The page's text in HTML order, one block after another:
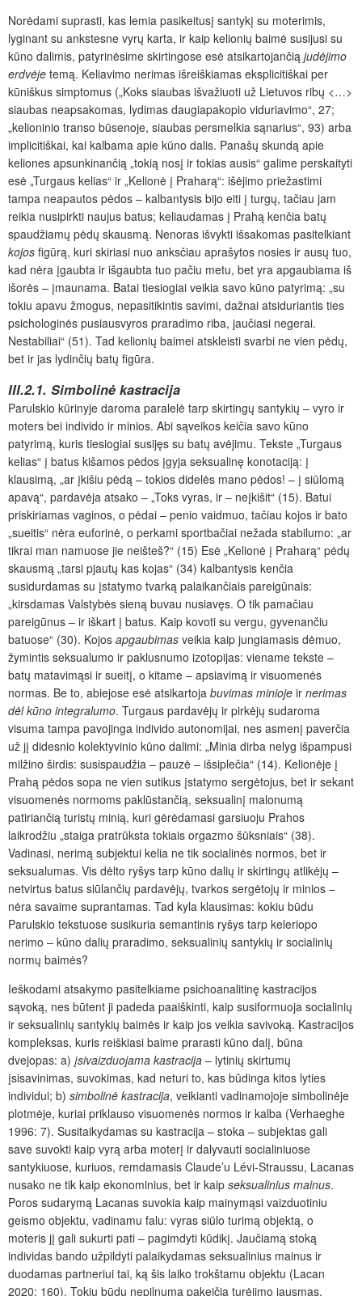
Norėdami suprasti, kas lemia pasikeitusį santykį su moterimis,
lyginant su ankstesne vyrų karta, ir kaip kelionių baimė susijusi su
kūno dalimis, patyrinėsime skirtingose esė atsikartojančią judėjimo
erdvėje temą. Keliavimo nerimas išreiškiamas eksplicitiškai per
kūniškus simptomus („Koks siaubas išvažiuoti už Lietuvos ribų <…>
siaubas neapsakomas, lydimas daugiapakopio viduriavimo“, 27;
„kelioninio transo būsenoje, siaubas persmelkia sąnarius“, 93) arba
implicitiškai, kai kalbama apie kūno dalis. Panašų skundą apie
keliones apsunkinančią „tokią nosį ir tokias ausis“ galime perskaityti
esė „Turgaus kelias“ ir „Kelionė į Praharą“: išėjimo priežastimi
tampa neapautos pėdos – kalbantysis bijo eiti į turgų, tačiau jam
reikia nusipirkti naujus batus; keliaudamas į Prahą kenčia batų
spaudžiamų pėdų skausmą. Nenoras išvykti išsakomas pasitelkiant
kojos figūrą, kuri skiriasi nuo anksčiau aprašytos nosies ir ausų tuo,
kad nėra įgaubta ir išgaubta tuo pačiu metu, bet yra apgaubiama iš
išorės – įmaunama. Batai tiesiogiai veikia savo kūno patyrimą: „su
tokiu apavu žmogus, nepasitikintis savimi, dažnai atsiduriantis ties
psichologinės pusiausvyros praradimo riba, jaučiasi negerai.
Nestabiliai“ (51). Tad kelionių baimei atskleisti svarbi ne vien pėdų,
bet ir jas lydinčių batų figūra.
III.2.1. Simbolinė kastracija
Parulskio kūrinyje daroma paralelė tarp skirtingų santykių – vyro ir
moters bei individo ir minios. Abi sąveikos keičia savo kūno
patyrimą, kuris tiesiogiai susijęs su batų avėjimu. Tekste „Turgaus
kelias“ į batus kišamos pėdos įgyja seksualinę konotaciją: į
klausimą, „ar įkišiu pėdą – tokios didelės mano pėdos! – į siūlomą
apavą“, pardavėja atsako – „Toks vyras, ir – neįkišit“ (15). Batui
priskiriamas vaginos, o pėdai – penio vaidmuo, tačiau kojos ir bato
„sueitis“ nėra euforinė, o perkami sportbačiai nežada stabilumo: „ar
tikrai man namuose jie neišteš?“ (15) Esė „Kelionė į Praharą“ pėdų
skausmą „tarsi pjautų kas kojas“ (34) kalbantysis kenčia
susidurdamas su įstatymo tvarką palaikančiais pareigūnais:
„kirsdamas Valstybės sieną buvau nusiavęs. O tik pamačiau
pareigūnus – ir iškart į batus. Kaip kovoti su vergu, gyvenančiu
batuose“ (30). Kojos apgaubimas veikia kaip jungiamasis dėmuo,
žymintis seksualumo ir paklusnumo izotopijas: viename tekste –
batų matavimąsi ir sueitį, o kitame – apsiavimą ir visuomenės
normas. Be to, abiejose esė atsikartoja buvimas minioje ir nerimas
dėl kūno integralumo. Turgaus pardavėjų ir pirkėjų sudaroma
visuma tampa pavojinga individo autonomijai, nes asmenį paverčia
už jį didesnio kolektyvinio kūno dalimi: „Minia dirba nelyg išpampusi
milžino širdis: susispaudžia – pauzė – išsiplečia“ (14). Kelionėje į
Prahą pėdos sopa ne vien sutikus įstatymo sergėtojus, bet ir sekant
visuomenės normoms paklūstančią, seksualinį malonumą
patiriančią turistų minią, kuri gėrėdamasi garsiuoju Prahos
laikrodžiu „staiga pratrūksta tokiais orgazmo šūksniais“ (38).
Vadinasi, nerimą subjektui kelia ne tik socialinės normos, bet ir
seksualumas. Vis dėlto ryšys tarp kūno dalių ir skirtingų atlikėjų –
netvirtus batus siūlančių pardavėjų, tvarkos sergėtojų ir minios –
nėra savaime suprantamas. Tad kyla klausimas: kokiu būdu
Parulskio tekstuose susikuria semantinis ryšys tarp keleriopo
nerimo – kūno dalių praradimo, seksualinių santykių ir socialinių
normų baimės?
Ieškodami atsakymo pasitelkiame psichoanalitinę kastracijos
sąvoką, nes būtent ji padeda paaiškinti, kaip susiformuoja socia­linių
ir seksualinių santykių baimės ir kaip jos veikia savivoką. Kastracijos
kompleksas, kuris reiškiasi baime prarasti kūno dalį, būna
dvejopas: a) įsivaizduojama kastracija – lytinių skirtumų
įsisavinimas, suvokimas, kad neturi to, kas būdinga kitos lyties
individui; b) simbolinė kastracija, veikianti vadinamojoje simbolinėje
plotmėje, kuriai priklauso visuomenės normos ir kalba (Verhaeghe
1996: 7). Susitaikydamas su kastracija – stoka – subjektas gali
save suvokti kaip vyrą arba moterį ir dalyvauti socialiniuose
santykiuose, kuriuos, remdamasis Claude’u Lévi-Straussu, Lacanas
nusako ne tik kaip ekonominius, bet ir kaip seksualinius mainus.
Poros sudarymą Lacanas suvokia kaip mainymąsi vaizduotiniu
geismo objektu, vadinamu falu: vyras siūlo turimą objektą, o
moteris jį gali sukurti pati – pagimdyti kūdikį. Jaučiamą stoką
individas bando užpildyti palaikydamas seksualinius mainus ir
duodamas partneriui tai, ką šis laiko trokštamu objektu (Lacan
2020: 160). Tokiu būdu nepilnumą pakeičia turėjimo jausmas.